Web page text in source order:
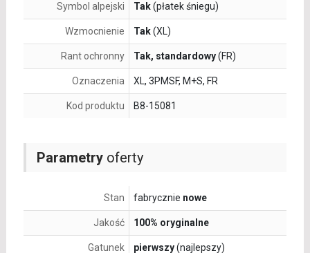
Parametryoferty
Stan fabrycznie nowe
Jakość 100% oryginalne
Gatunek pierwszy(najlepszy)
Symbol alpejski Tak(płatek śniegu)
Wzmocnienie Tak(XL)
Rant ochronny Tak, standardowy(FR)
Oznaczenia XL, 3PMSF, M+S, FR
Kod produktu B8-15081